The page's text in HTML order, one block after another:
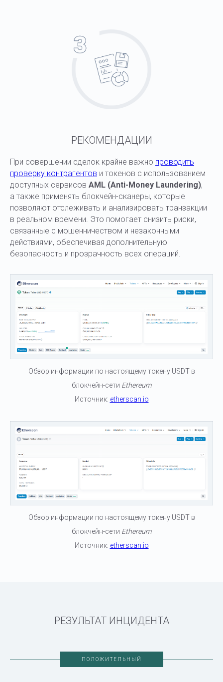
РЕКОМЕНДАЦИИ
При совершении сделок крайне важно проводить
проверку контрагентов и токенов с использованием
доступных сервисов AML (Anti-Money Laundering),
а также применять блокчейн-сканеры, которые
позволяют отслеживать и анализировать транзакции
в реальном времени. Это помогает снизить риски,
связанные с мошенничеством и незаконными
действиями, обеспечивая дополнительную
безопасность и прозрачность всех операций.
Обзор информации по настоящему токену USDT в
блокчейн-сети Ethereum
Источник: etherscan.io
Обзор информации по настоящему токену USDT в
блокчейн-сети Ethereum
Источник: etherscan.io
РЕЗУЛЬТАТ ИНЦИДЕНТА
ПОЛОЖИТЕЛЬНЫЙ